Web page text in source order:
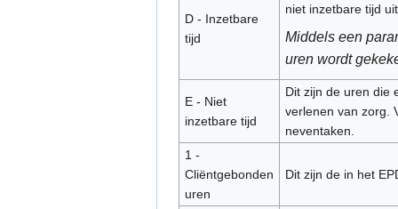
D - Inzetbare
tijd
niet inzetbare tijd
Middels een
uren wordt
E - Niet
inzetbare tijd
Dit zijn de uren die
verlenen van zorg.
neventaken.
1 -
Cliëntgebonden
uren
Dit zijn de in het